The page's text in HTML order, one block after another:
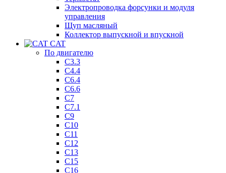
Электропроводка форсунки и модуля
управления
Щуп масляный
Коллектор выпускной и впускной
CAT
По двигателю
C3.3
C4.4
C6.4
C6.6
C7
C7.1
C9
C10
C11
C12
C13
C15
C16